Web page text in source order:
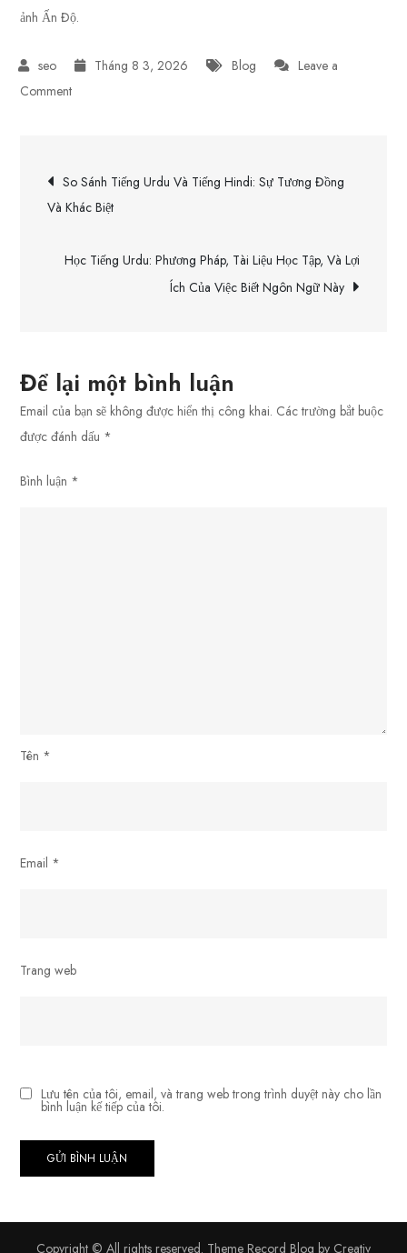
ảnh Ấn Độ.
Tháng 8 3, 2026 Blog
Leave a
Commenton
Tiếng
Urdu
Nghệ
Bollywood
Điều
hướng
bài
So Sánh Tiếng Urdu Và Tiếng Hindi: Sự Tương Đồng
Và Khác Biệt
Học Tiếng Urdu: Phương Pháp, Tài Liệu Học Tập, Và Lợi
Ích Của Việc Biết Ngôn Ngữ Này
Để lại một bình luận
Email của bạn sẽ không được hiển thị công khai. Các trường bắt buộc
được đánh dấu *
Bình luận *
Tên *
Email *
Trang web
Lưu tên của tôi, email, và trang web trong trình duyệt này cho lần
bình luận kế tiếp của tôi.
Copyright © All rights reserved. Theme Record Blog by Creativ